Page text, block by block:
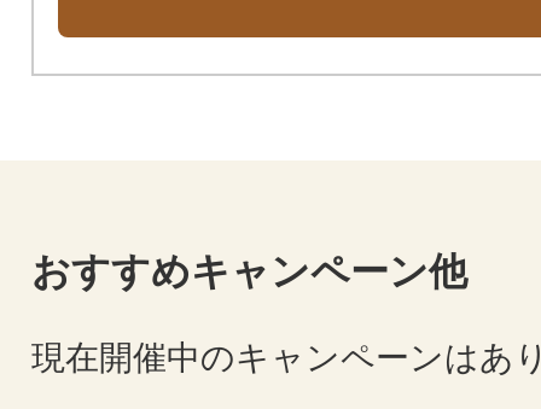
おすすめキャンペーン他
現在開催中のキャンペーンはあ